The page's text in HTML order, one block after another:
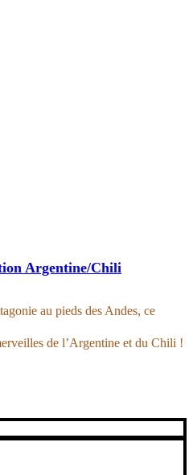
Argentine/Chili
au pieds des Andes, ce
de l’Argentine et du Chili !